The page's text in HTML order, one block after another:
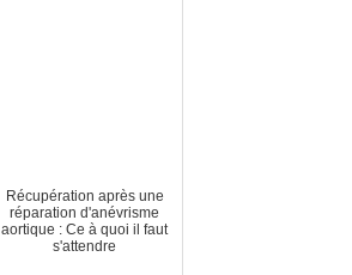
Récupération après une
réparation d'anévrisme
aortique : Ce à quoi il faut
s'attendre